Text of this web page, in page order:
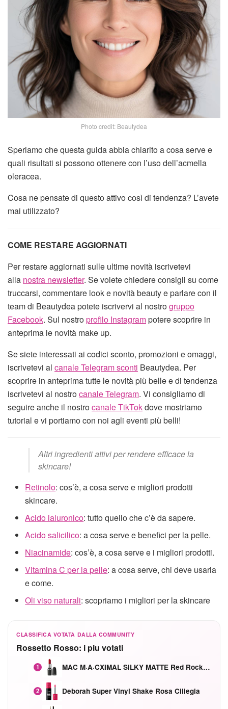
Photo credit: Beautydea
Speriamo che questa guida abbia chiarito a cosa serve e
quali risultati si possono ottenere con l’uso dell’acmella
oleracea.
Cosa ne pensate di questo attivo così di tendenza? L’avete
mai utilizzato?
COME RESTARE AGGIORNATI
Per restare aggiornati sulle ultime novità iscrivetevi
alla nostra newsletter. Se volete chiedere consigli su come
truccarsi, commentare look e novità beauty e parlare con il
team di Beautydea potete iscrivervi al nostrogruppo
Facebook. Sul nostroprofilo Instagrampotere scoprire in
anteprima le novità make up.
Se siete interessati ai codici sconto, promozioni e omaggi,
iscrivetevi al canale Telegram sconti Beautydea. Per
scoprire in anteprima tutte le novità più belle e di tendenza
iscrivetevi al nostrocanale Telegram. Vi consigliamo di
seguire anche il nostrocanale TikTokdove mostriamo
tutorial e vi portiamo con noi agli eventi più belli!
Altri ingredienti attivi per rendere efficace la
skincare!
Retinolo: cos’è, a cosa serve e migliori prodotti
skincare.
Acido ialuronico: tutto quello che c’è da sapere.
Acido salicilico: a cosa serve e benefici per la pelle.
Niacinamide: cos’è, a cosa serve e i migliori prodotti.
Vitamina C per la pelle: a cosa serve, chi deve usarla
e come.
Oli viso naturali: scopriamo i migliori per la skincare
CLASSIFICA VOTATA DALLA COMMUNITY
Rossetto Rosso: i piu votati
1 MAC M·A·CXIMAL SILKY MATTE Red Rock mat
2 Deborah Super Vinyl Shake Rosa Ciliegia